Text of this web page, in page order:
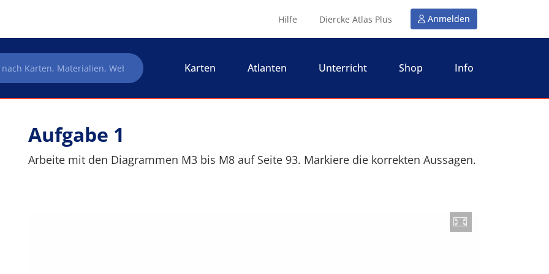
Hilfe Diercke Atlas Plus Anmelden
Karten Atlanten Unterricht Shop Info
Aufgabe 1
Arbeite mit den Diagrammen M3 bis M8 auf Seite 93. Markiere die korrekten Aussagen.